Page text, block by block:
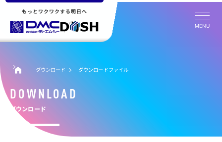
もっとワクワクする明日へ
MENU
ダウンロード ダウンロードファイル
DOWNLOAD
ダウンロード